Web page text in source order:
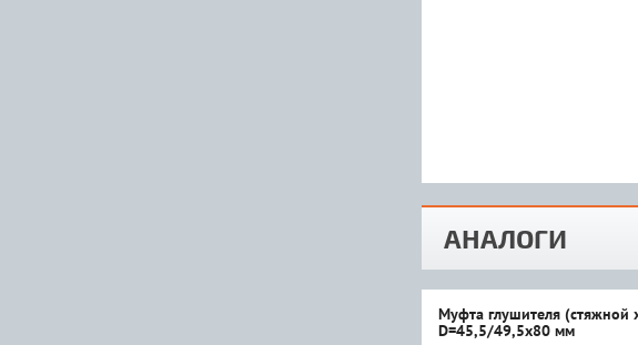
АНАЛОГИ
Муфта глушителя (стяжной
D=45,5/49,5x80 мм